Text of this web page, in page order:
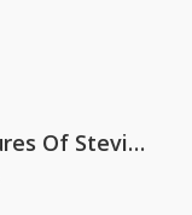
PAWSA & The Adventures Of Stevie V